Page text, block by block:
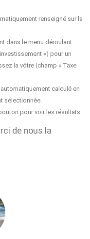
renseigné sur la
dans le menu déroulant
») pour un
la vôtre (champ « Taxe
calculé en
sélectionnée.
pour voir les résultats.
de nous la